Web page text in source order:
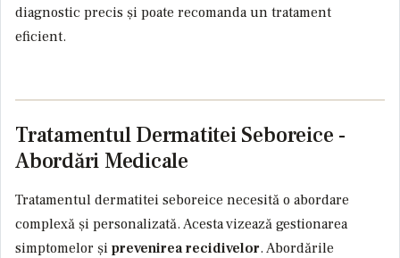
diagnostic precis și poate recomanda un tratament
eficient.
Tratamentul Dermatitei Seboreice -
Abordări Medicale
Tratamentul dermatitei seboreice necesită o abordare
complexă și personalizată. Acesta vizează gestionarea
simptomelor și prevenirea recidivelor. Abordările